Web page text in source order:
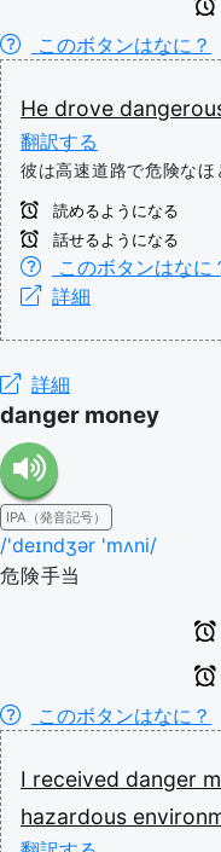
このボタンはなに？
He drove
翻訳する
彼は高速道路で危険なほ
読めるようになる
話せるようになる
このボタンはなに
詳細
詳細
danger money
IPA（発音記号）
/'deɪndʒər 'mʌni/
危険手当
このボタンはなに？
I received danger
hazardous